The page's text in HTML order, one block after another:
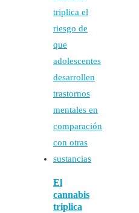
El
cannabis
triplica